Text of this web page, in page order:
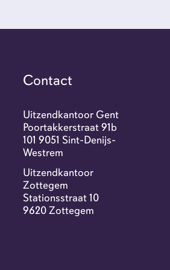
Contact
Uitzendkantoor Gent
Poortakkerstraat 91b
101 9051 Sint-Denijs-
Westrem
Uitzendkantoor
Zottegem
Stationsstraat 10
9620 Zottegem